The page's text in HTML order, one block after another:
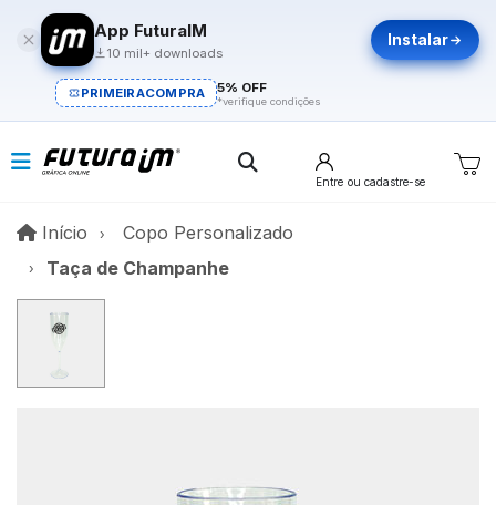
App FuturaIM
10 mil+ downloads
Instalar
PRIMEIRACOMPRA 5% OFF
*verifique condições
Entre ou cadastre-se
Início InícioCopo Personalizado
Taça de Champanhe